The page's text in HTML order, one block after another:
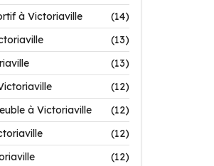
à Victoriaville
(14)
(13)
(13)
(12)
à Victoriaville
(12)
(12)
(12)